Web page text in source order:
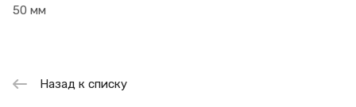
50 мм
Назад к списку